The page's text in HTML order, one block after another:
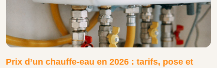
Prix d’un chauffe-eau en 2026 : tarifs, pose et